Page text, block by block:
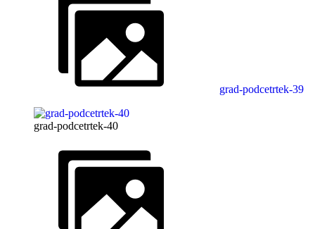
grad-podcetrtek-39
grad-podcetrtek-40